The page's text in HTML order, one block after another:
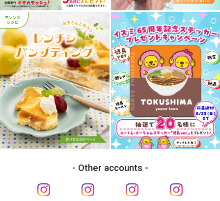
Other accounts